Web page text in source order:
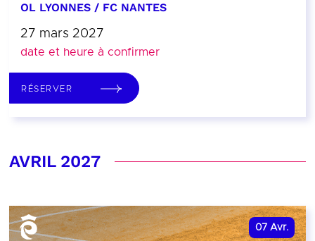
OL LYONNES / FC NANTES
27 mars 2027
date et heure à confirmer
RÉSERVER
AVRIL 2027
07 Avr.